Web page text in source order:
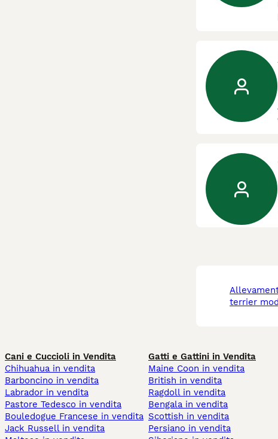
allevamento boston
terrier
Cani e Cuccioli in Vendita
Chihuahua in vendita
Barboncino in vendita
Labrador in vendita
Pastore Tedesco in vendita
Bouledogue Francese in vendita
Jack Russell in vendita
Gatti e Gattini in Vendita
Maine Coon in vendita
British in vendita
Ragdoll in vendita
Bengala in vendita
Scottish in vendita
Persiano in vendita